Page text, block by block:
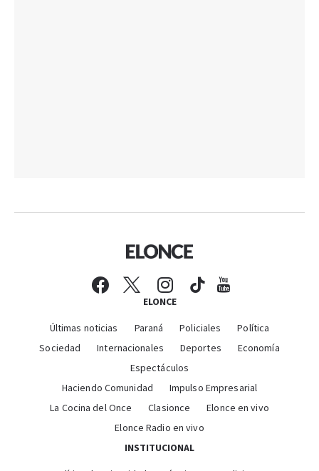
ELONCE
Últimas noticias Paraná Policiales
Política
Sociedad
Internacionales Deportes
Economía
Espectáculos
Haciendo Comunidad
Impulso Empresarial
La Cocina del Once
Clasionce
Elonce en vivo
Elonce Radio en vivo
INSTITUCIONAL